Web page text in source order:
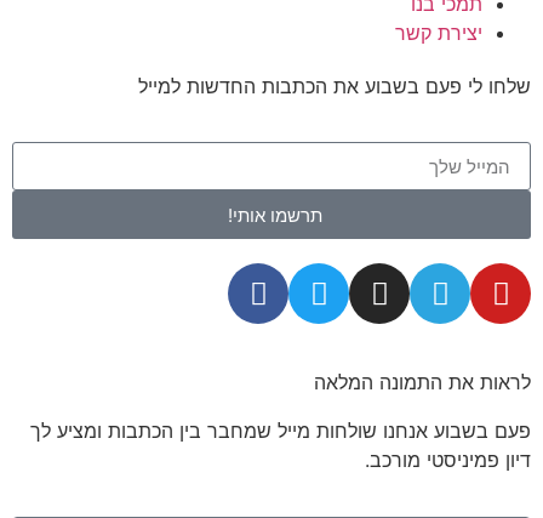
יצירת קשר
שלחו לי פעם בשבוע את הכתבות החדשות למייל
תרשמו אותי!
לראות את התמונה המלאה
פעם בשבוע אנחנו שולחות מייל שמחבר בין הכתבות ומציע לך
דיון פמיניסטי מורכב.